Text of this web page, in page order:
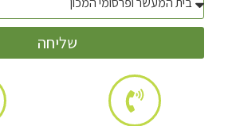
שליחה